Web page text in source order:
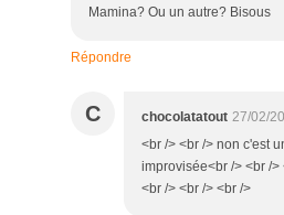
Mamina? Ou un autre? Bisous
Répondre
C chocolatatout 27/02/
<br /> <br /> non c'est
improvisée<br /> <br /
<br /> <br /> <br />